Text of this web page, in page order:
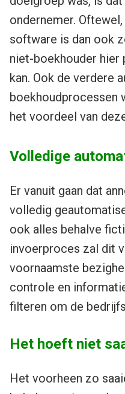
ondernemer.
software is dan ook
niet-boekhouder hier
kan. Ook de verdere
boekhoudprocessen
het voordeel van
Volledige
Er vanuit gaan dat
volledig
ook alles behalve
invoerproces zal dit
voornaamste
controle en
filteren om de
Het hoeft niet
Het voorheen zo